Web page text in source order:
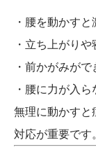
・腰を動かす
・立ち上がり
・前かがみがで
・腰に力が入ら
無理に動かすと
対応が重要です